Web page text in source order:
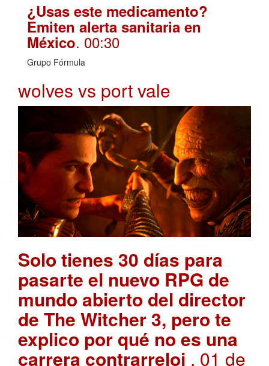
¿Usas este medicamento?
Emiten alerta sanitaria en
México. 00:30
Grupo Fórmula
wolves vs port vale
Solo tienes 30 días para
pasarte el nuevo RPG de
mundo abierto del director
de The Witcher 3, pero te
explico por qué no es una
carrera contrarreloj . 01 de